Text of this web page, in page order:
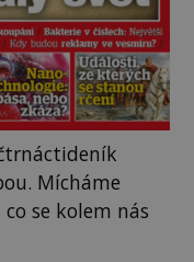
Mícháme
se kolem nás